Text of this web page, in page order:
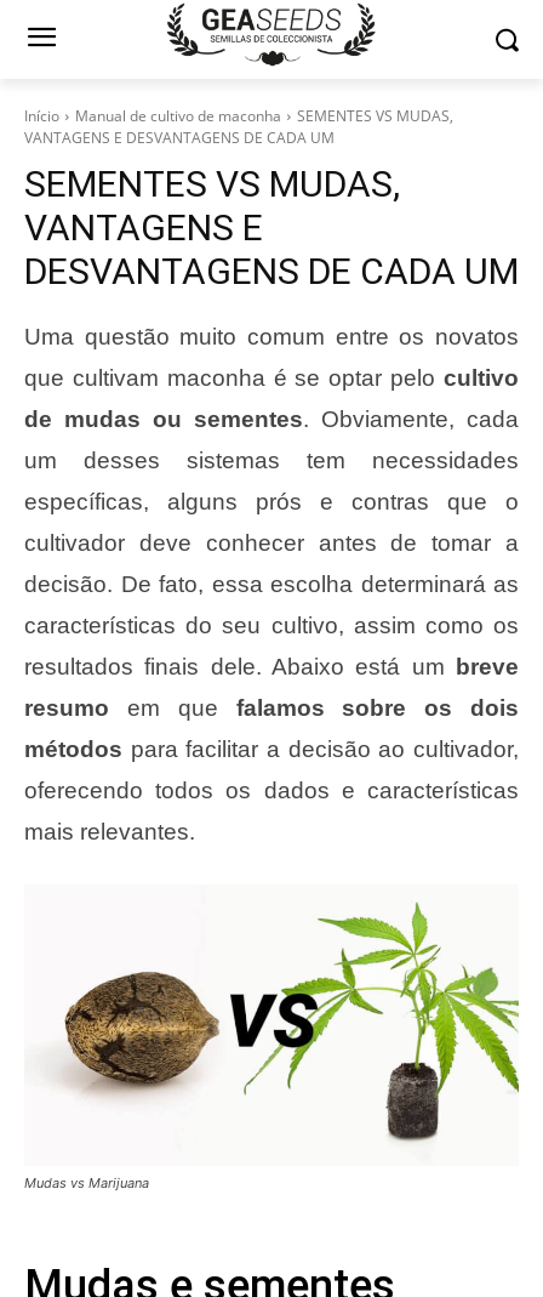
Início Manual de cultivo de maconha
SEMENTES VS MUDAS,
VANTAGENS E DESVANTAGENS DE CADA UM
SEMENTES VS MUDAS,
VANTAGENS E
DESVANTAGENS DE CADA UM
Uma questão muito comum entre os novatos
que cultivam maconha é se optar pelo cultivo
de mudas ou sementes. Obviamente, cada
um desses sistemas tem necessidades
específicas, alguns prós e contras que o
cultivador deve conhecer antes de tomar a
decisão. De fato, essa escolha determinará as
características do seu cultivo, assim como os
resultados finais dele. Abaixo está um
breve
resumo em que falamos sobre os dois
métodos para facilitar a decisão ao cultivador,
oferecendo todos os dados e características
mais relevantes.
Mudas vs Marijuana
Mudas e sementes